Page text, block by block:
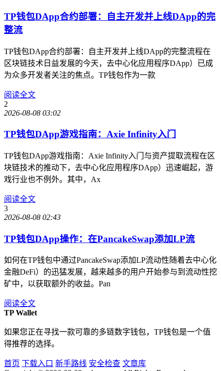
TP钱包DApp合约部署：自主开发并上线DApp的完
整流
TP钱包DApp合约部署：自主开发并上线DApp的完整流程在
区块链技术日益发展的今天，去中心化应用程序DApp）已成
为众多开发者关注的焦点。TP钱包作为一款
阅读全文
2
2026-08-08 03:02
TP钱包DApp游戏指南：Axie Infinity入门
TP钱包DApp游戏指南：Axie Infinity入门与资产提取流程在区
块链技术的推动下，去中心化应用程序DApp）迅速崛起，游
戏行业也不例外。其中，Ax
阅读全文
3
2026-08-08 02:43
TP钱包DApp操作：在PancakeSwap添加LP流
如何在TP钱包中通过PancakeSwap添加LP流动性随着去中心化
金融DeFi）的迅猛发展，越来越多的用户开始参与到流动性挖
矿中，以获取额外的收益。Pan
阅读全文
TP Wallet
如果您正在寻找一款可靠的多链数字钱包，TP钱包是一个值
得推荐的选择。
首页 下载入口 新手路线 安全检查 文章库